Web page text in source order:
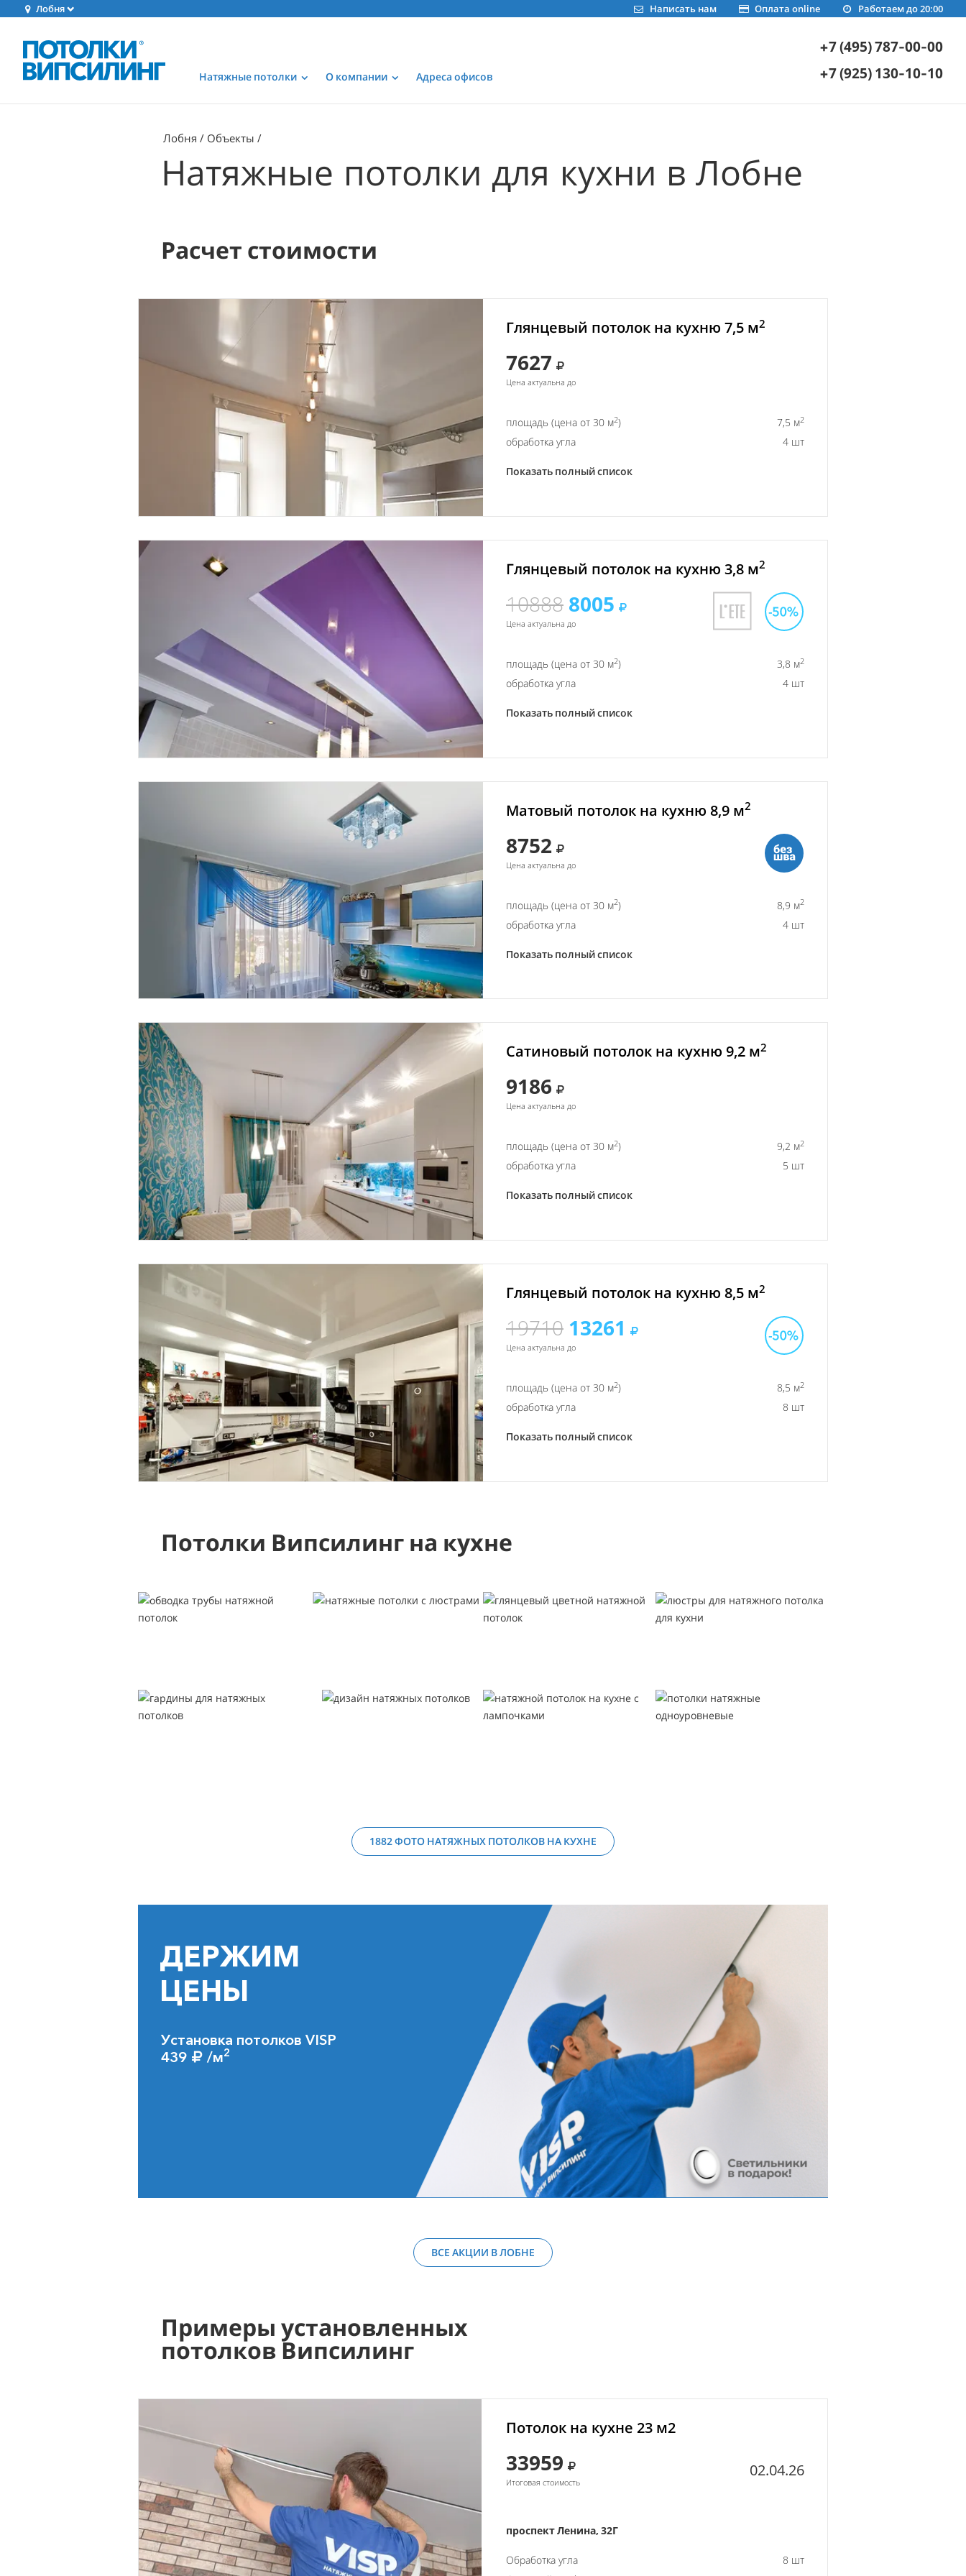
Лобня Работаем до 20:00
Оплата online
Написать нам
Натяжные потолки О компании Адреса офисов
+7 (495) 787-00-00
+7 (925) 130-10-10
Лобня Объекты
Натяжные потолки для кухни в Лобне
Расчет стоимости
Глянцевый потолок на кухню 7,5 м2
7627
Цена актуальна до
площадь (цена от 30 м2) 7,5 м2
обработка угла 4 шт
Показать полный список
Глянцевый потолок на кухню 3,8 м2
10888 8005
Цена актуальна до
площадь (цена от 30 м2) 3,8 м2
обработка угла 4 шт
Показать полный список
Матовый потолок на кухню 8,9 м2
8752
Цена актуальна до
площадь (цена от 30 м2) 8,9 м2
обработка угла 4 шт
Показать полный список
Сатиновый потолок на кухню 9,2 м2
9186
Цена актуальна до
площадь (цена от 30 м2) 9,2 м2
обработка угла 5 шт
Показать полный список
Глянцевый потолок на кухню 8,5 м2
19710 13261
Цена актуальна до
площадь (цена от 30 м2) 8,5 м2
обработка угла 8 шт
Показать полный список
Потолки Випсилинг на кухне
1882 ФОТО НАТЯЖНЫХ ПОТОЛКОВ НА КУХНЕ
ДЕРЖИМ
ЦЕНЫ
Установка потолков VISP
439
/м2
ВСЕ АКЦИИ В ЛОБНЕ
Примеры установленных
потолков Випсилинг
Потолок на кухне 23 м2
33959
Итоговая стоимость
02.04.26
проспект Ленина, 32Г
Обработка угла
8 шт